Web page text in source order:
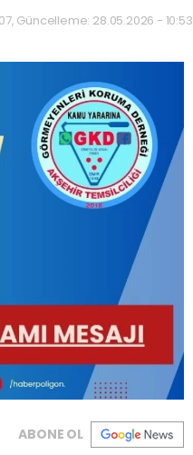
Güncelleme: 28.05.2026 - 10:53
ABONE OL